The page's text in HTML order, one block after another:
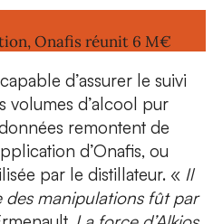
Onafis réunit 6 M€
d’assurer le suivi
volumes d’alcool pur
remontent de
d’Onafis, ou
par le distillateur. « Il
des manipulations fût par